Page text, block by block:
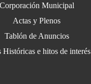
Corporación Municipal
Actas y Plenos
Tablón de Anuncios
Históricas e hitos de interés